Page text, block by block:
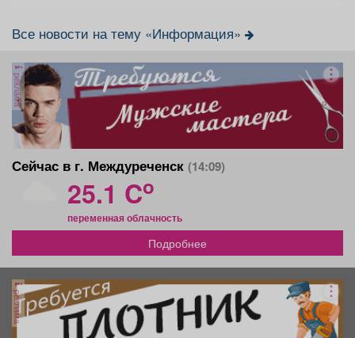
Все новости на тему «Информация»
реклама
Сейчас в г. Междуреченск (14:09)
25.1 Co
переменная облачность
Подробнее
реклама